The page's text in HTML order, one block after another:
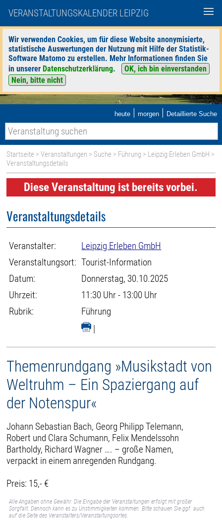
VERANSTALTUNGSKALENDER LEIPZIG
Wir verwenden Cookies, um für diese Website anonymisierte,
statistische Auswertungen der Nutzung mit Hilfe der Statistik-
Software Matomo zu erstellen. Mehr Informationen finden Sie
in unserer Datenschutzerklärung.
OK, ich bin einverstanden
Nein, bitte nicht
heute | morgen | Detaillierte Suche
Startseite >Veranstaltungen > Suche > Führung > Leipzig Erleben GmbH >
Veranstaltungsdetails
Diese Veranstaltung ist bereits vorbei.
Veranstaltungsdetails
Veranstalter:
Leipzig Erleben GmbH
Veranstaltungsort: Tourist-Information
Datum:
Donnerstag, 30.10.2025
Uhrzeit:
11:30 Uhr - 13:00 Uhr
Rubrik:
Führung
|
Themenrundgang »Musikstadt von
Weltruhm – Ein Spaziergang auf
der Notenspur«
Johann Sebastian Bach, Georg Philipp Telemann,
Robert und Clara Schumann, Felix Mendelssohn
Bartholdy, Richard Wagner …. – große Namen,
verpackt in einem anregenden Rundgang.
Preis: 15,- €
Alle Angaben ohne Gewähr. Die Eingabe der Veranstaltungen erfolgt mit großer
Sorgfalt. Dennoch kann es zu Unstimmigkeiten kommen. Bitte schauen Sie ggf. auch
auf die Seite des Veranstalters/Veranstaltungsortes.